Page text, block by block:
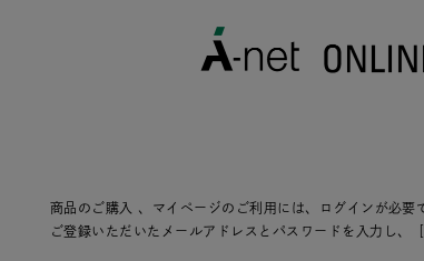
商品のご購入
、マイページのご利用には、ログインが必要
ご登録いただいたメールアドレスとパスワードを入力し、